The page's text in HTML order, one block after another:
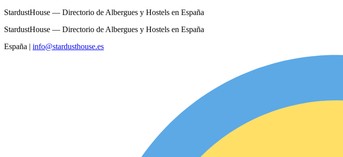
StardustHouse — Directorio de Albergues y Hostels en España
StardustHouse — Directorio de Albergues y Hostels en España
España | info@stardusthouse.es